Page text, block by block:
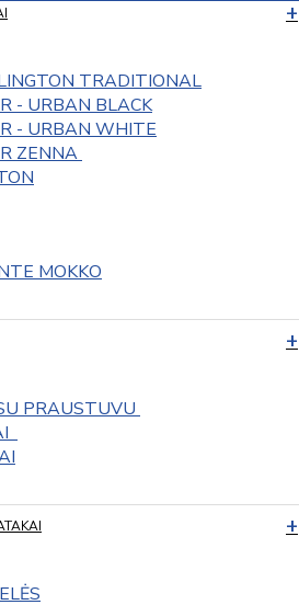
TRADITIONAL
- URBAN BLACK
- URBAN WHITE
ZENNA
MOKKO
PRAUSTUVU